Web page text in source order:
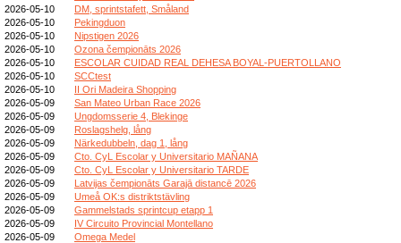
2026-05-10
DM, sprintstafett, Småland
2026-05-10
Pekingduon
2026-05-10
Nipstigen 2026
2026-05-10
Ozona čempionāts 2026
2026-05-10
ESCOLAR CUIDAD REAL DEHESA BOYAL-PUERTOLLANO
2026-05-10
SCCtest
2026-05-10
II Ori Madeira Shopping
2026-05-09
San Mateo Urban Race 2026
2026-05-09
Ungdomsserie 4, Blekinge
2026-05-09
Roslagshelg, lång
2026-05-09
Närkedubbeln, dag 1, lång
2026-05-09
Cto. CyL Escolar y Universitario MAÑANA
2026-05-09
Cto. CyL Escolar y Universitario TARDE
2026-05-09
Latvijas čempionāts Garajā distancē 2026
2026-05-09
Umeå OK:s distriktstävling
2026-05-09
Gammelstads sprintcup etapp 1
2026-05-09
IV Circuito Provincial Montellano
2026-05-09
Omega Medel